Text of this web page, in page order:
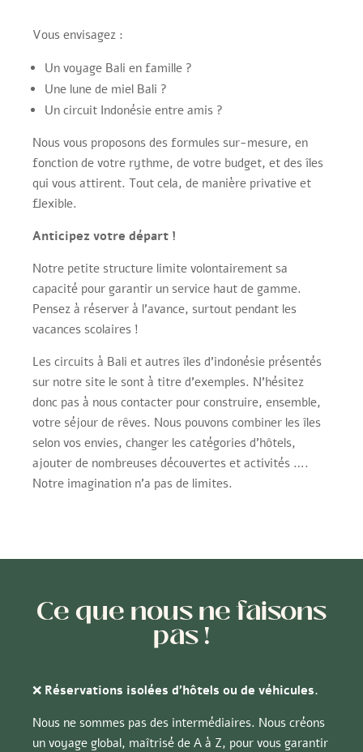
Vous envisagez :
Un voyage Bali en famille ?
Une lune de miel Bali ?
Un circuit Indonésie entre amis ?
Nous vous proposons des formules sur-mesure, en
fonction de votre rythme, de votre budget, et des îles
qui vous attirent. Tout cela, de manière privative et
flexible.
Anticipez votre départ !
Notre petite structure limite volontairement sa
capacité pour garantir un service haut de gamme.
Pensez à réserver à l’avance, surtout pendant les
vacances scolaires !
Les circuits à Bali et autres îles d’indonésie présentés
sur notre site le sont à titre d’exemples. N’hésitez
donc pas à nous contacter pour construire, ensemble,
votre séjour de rêves. Nous pouvons combiner les îles
selon vos envies, changer les catégories d’hôtels,
ajouter de nombreuses découvertes et activités ….
Notre imagination n’a pas de limites.
Ce que nous ne faisons
pas !
❌ Réservations isolées d’hôtels ou de véhicules.
Nous ne sommes pas des intermédiaires. Nous créons
un voyage global, maîtrisé de A à Z, pour vous garantir